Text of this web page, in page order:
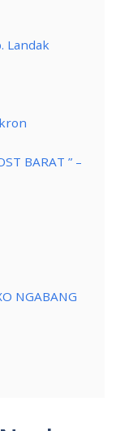
Landak
BARAT ” –
NGABANG